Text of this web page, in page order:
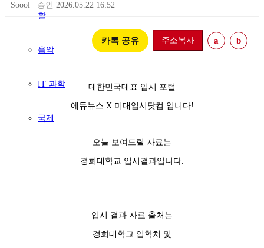
활
음악
IT·과학
국제
Soool 승인 2026.05.22 16:52
카톡 공유 주소복사 a b
대한민국대표 입시 포털
에듀뉴스 X 미대입시닷컴 입니다!
오늘 보여드릴 자료는
경희대학교 입시결과입니다.
입시 결과 자료 출처는
경희대학교 입학처 및